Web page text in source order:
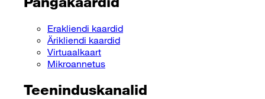
Erakliendi kaardid
Ärikliendi kaardid
Virtuaalkaart
Mikroannetus
Teeninduskanalid